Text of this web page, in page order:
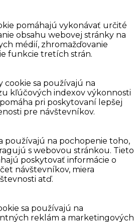
pomáhajú vykonávať určité
obsahu webovej stránky na
médií, zhromažďovanie
funkcie tretích strán.
cookie sa používajú na
kľúčových indexov výkonnosti
pri poskytovaní lepšej
pre návštevníkov.
používajú na pochopenie toho,
s webovou stránkou. Tieto
poskytovať informácie o
návštevníkov, miera
atď.
sa používajú na
reklám a marketingových